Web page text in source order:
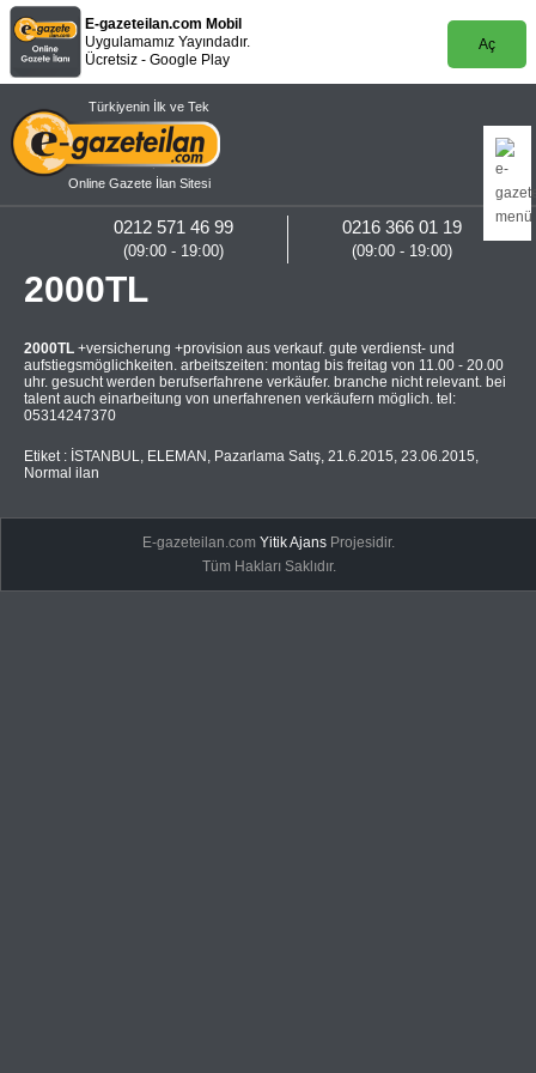
E-gazeteilan.com Mobil
Uygulamamız Yayındadır.
Ücretsiz - Google Play
Aç
Türkiyenin İlk ve Tek
Online Gazete İlan Sitesi
0216 366 01 19
(09:00 - 19:00)
0212 571 46 99
(09:00 - 19:00)
2000TL
2000TL +versicherung +provision aus verkauf. gute verdienst- und
aufstiegsmöglichkeiten. arbeitszeiten: montag bis freitag von 11.00 - 20.00
uhr. gesucht werden berufserfahrene verkäufer. branche nicht relevant. bei
talent auch einarbeitung von unerfahrenen verkäufern möglich. tel:
05314247370
Etiket : İSTANBUL, ELEMAN , Pazarlama Satış, 21.6.2015, 23.06.2015,
Normal ilan
E-gazeteilan.comYitik Ajans Projesidir.
Tüm Hakları Saklıdır.